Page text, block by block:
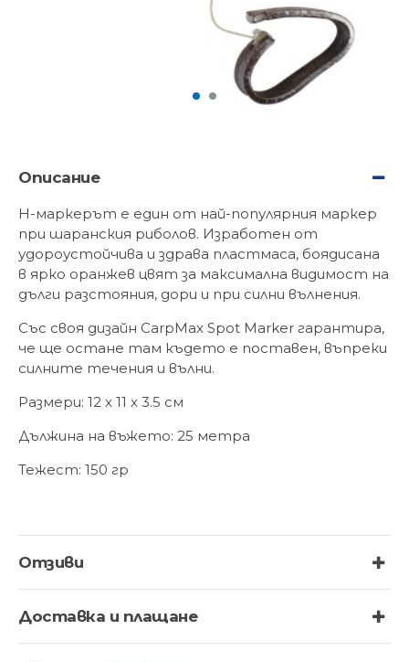
Описание
H-маркерът e един от най-популярния маркер
при шаранския риболов. Изработен от
удороустойчива и здрава пластмаса, боядисана
в ярко оранжев цвят за максимална видимост на
дълги разстояния, дори и при силни вълнения.
Със своя дизайн CarpMax Spot Marker гарантира,
че ще остане там където е поставен, въпреки
силните течения и вълни.
Размери: 12 x 11 x 3.5 см
Дължина на въжето: 25 метра
Тежест: 150 гр
Отзиви
Доставка и плащане